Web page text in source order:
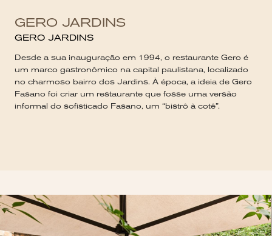
GERO JARDINS
GERO JARDINS
Desde a sua inauguração em 1994, o restaurante Gero é
um marco gastronômico na capital paulistana, localizado
no charmoso bairro dos Jardins. À época, a ideia de Gero
Fasano foi criar um restaurante que fosse uma versão
informal do sofisticado Fasano, um “bistrô à cotê”.